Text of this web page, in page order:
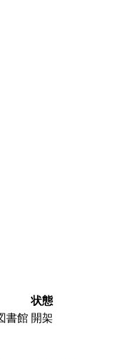
状態
書館 開架